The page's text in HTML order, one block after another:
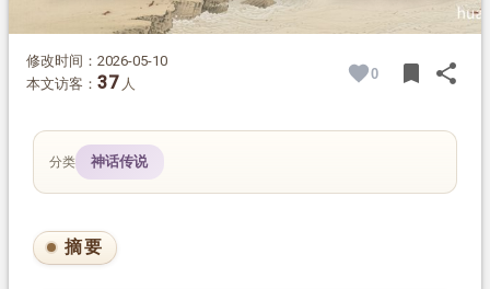
修改时间：2026-05-10
本文访客： 37 人
0 bookmark share
分类 神话传说
摘要